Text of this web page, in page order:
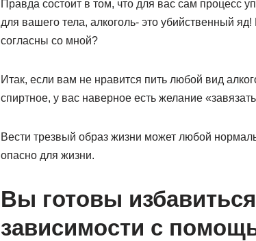
Правда состоит в том, что для вас сам процесс
для вашего тела, алкоголь- это убийственный
согласны со мной?
Итак, если вам не нравится пить любой вид
спиртное, у вас наверное есть желание
Вести трезвый образ жизни может любой
опасно для жизни.
Вы готовы
зависимости с